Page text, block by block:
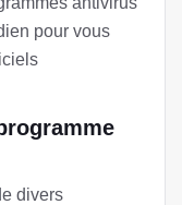
pour vous
divers